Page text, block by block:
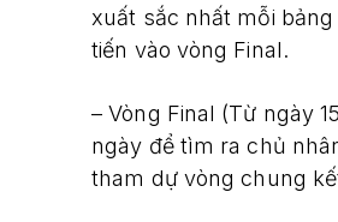
xuất sắc nhất mỗi
tiến vào vòng Final.
– Vòng Final (Từ ngày
ngày để tìm ra chủ
tham dự vòng chung